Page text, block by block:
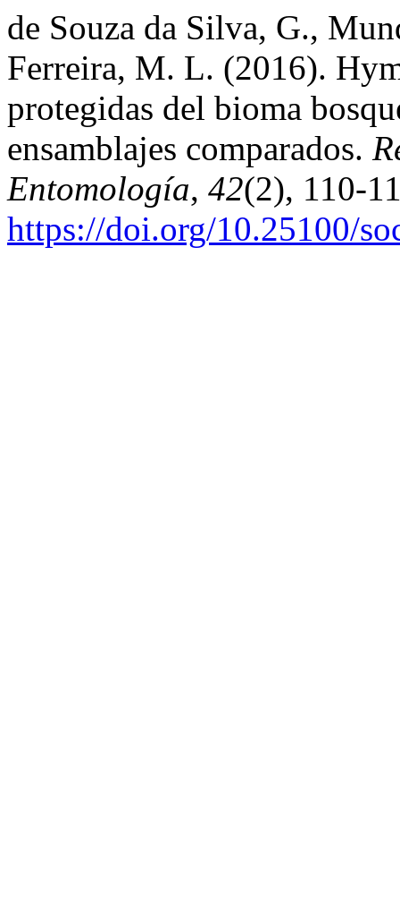
de Souza da Silva, G.,
Ferreira, M. L. (2016).
protegidas del bioma
ensamblajes comparados.
Entomología, 42(2), 110-
https://doi.org/10.25100/